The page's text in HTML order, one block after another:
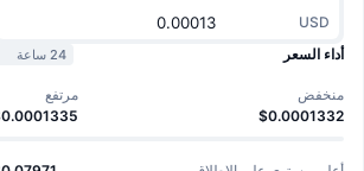
USD
أداء السعر
24 ساعة
منخفض
$0.0001332
مرتفع